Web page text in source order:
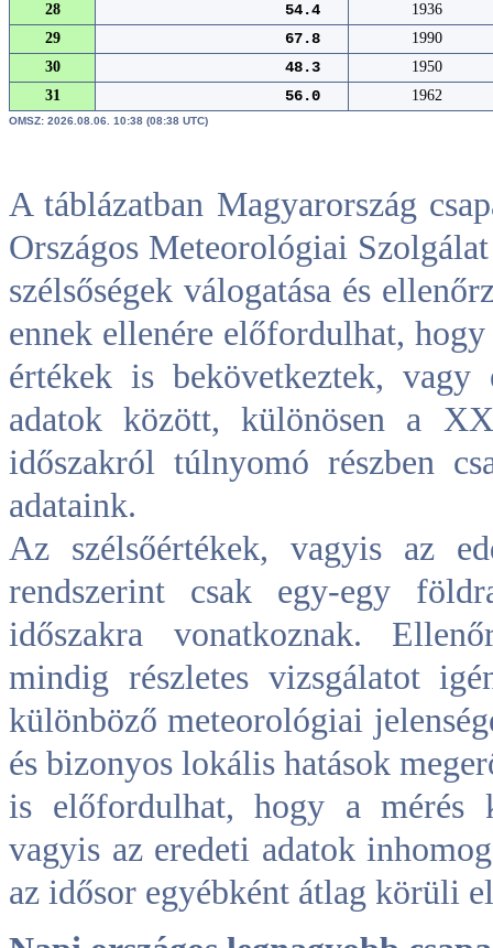
28
54.4
1936
29
67.8
1990
30
48.3
1950
31
56.0 1962
OMSZ: 2026.08.06. 10:38 (08:38 UTC)
A táblázatban Magyarország
Országos Meteorológiai
szélsőségek válogatása és
ennek ellenére előfordulhat, hogy
értékek is bekövetkeztek,
adatok között, különösen a
időszakról túlnyomó részben
adataink.
Az szélsőértékek, vagyis az
rendszerint csak egy-egy
időszakra vonatkoznak.
mindig részletes vizsgálatot
különböző meteorológiai
és bizonyos lokális hatások
is előfordulhat, hogy a mérés
vagyis az eredeti adatok
az idősor egyébként átlag körüli